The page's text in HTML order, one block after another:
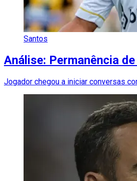
Santos
Análise: Permanência
Jogador chegou a iniciar conversas